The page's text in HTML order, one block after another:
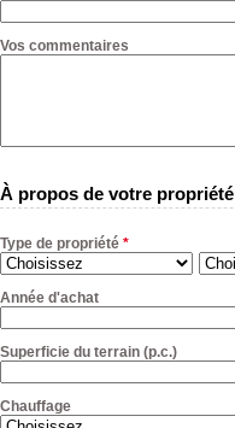
Vos commentaires
À propos de votre propriété
Type de propriété *
Année d'achat
Superficie du terrain (p.c.)
Chauffage